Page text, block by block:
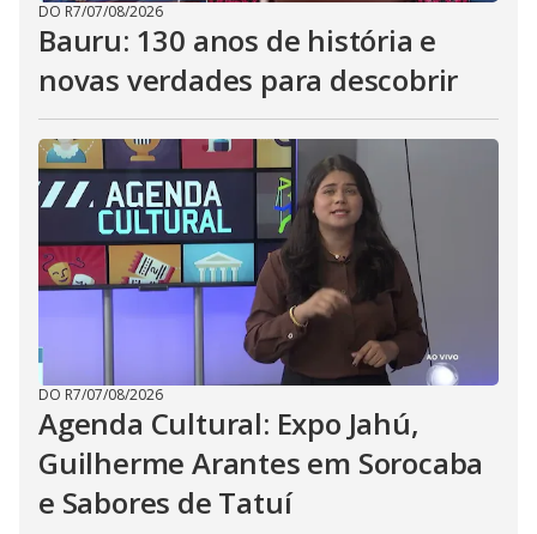
DO R7/07/08/2026
Bauru: 130 anos de história e
novas verdades para descobrir
DO R7/07/08/2026
Agenda Cultural: Expo Jahú,
Guilherme Arantes em Sorocaba
e Sabores de Tatuí